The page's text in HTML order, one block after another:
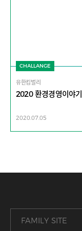
CHALLANGE
유한킴벌리
2020 환경경영이야기
2020.07.05